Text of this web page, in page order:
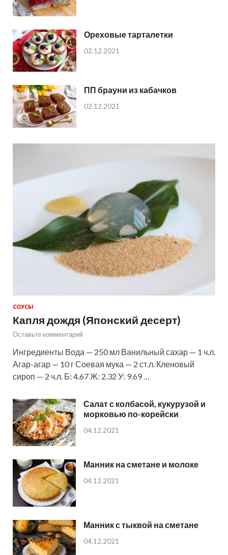
Ореховые тарталетки
02.12.2021
ПП брауни из кабачков
02.12.2021
СОУСЫ
Капля дождя (Японский десерт)
Оставьте комментарий
Ингредиенты Вода — 250 мл Ванильный сахар — 1 ч.л.
Агар-агар — 10 г Соевая мука — 2 ст.л. Кленовый
сироп — 2 ч.л. Б: 4.67 Ж: 2.32 У: 9.69 …
Салат с колбасой, кукурузой и
морковью по-корейски
04.12.2021
Манник на сметане и молоке
04.12.2021
Манник с тыквой на сметане
04.12.2021